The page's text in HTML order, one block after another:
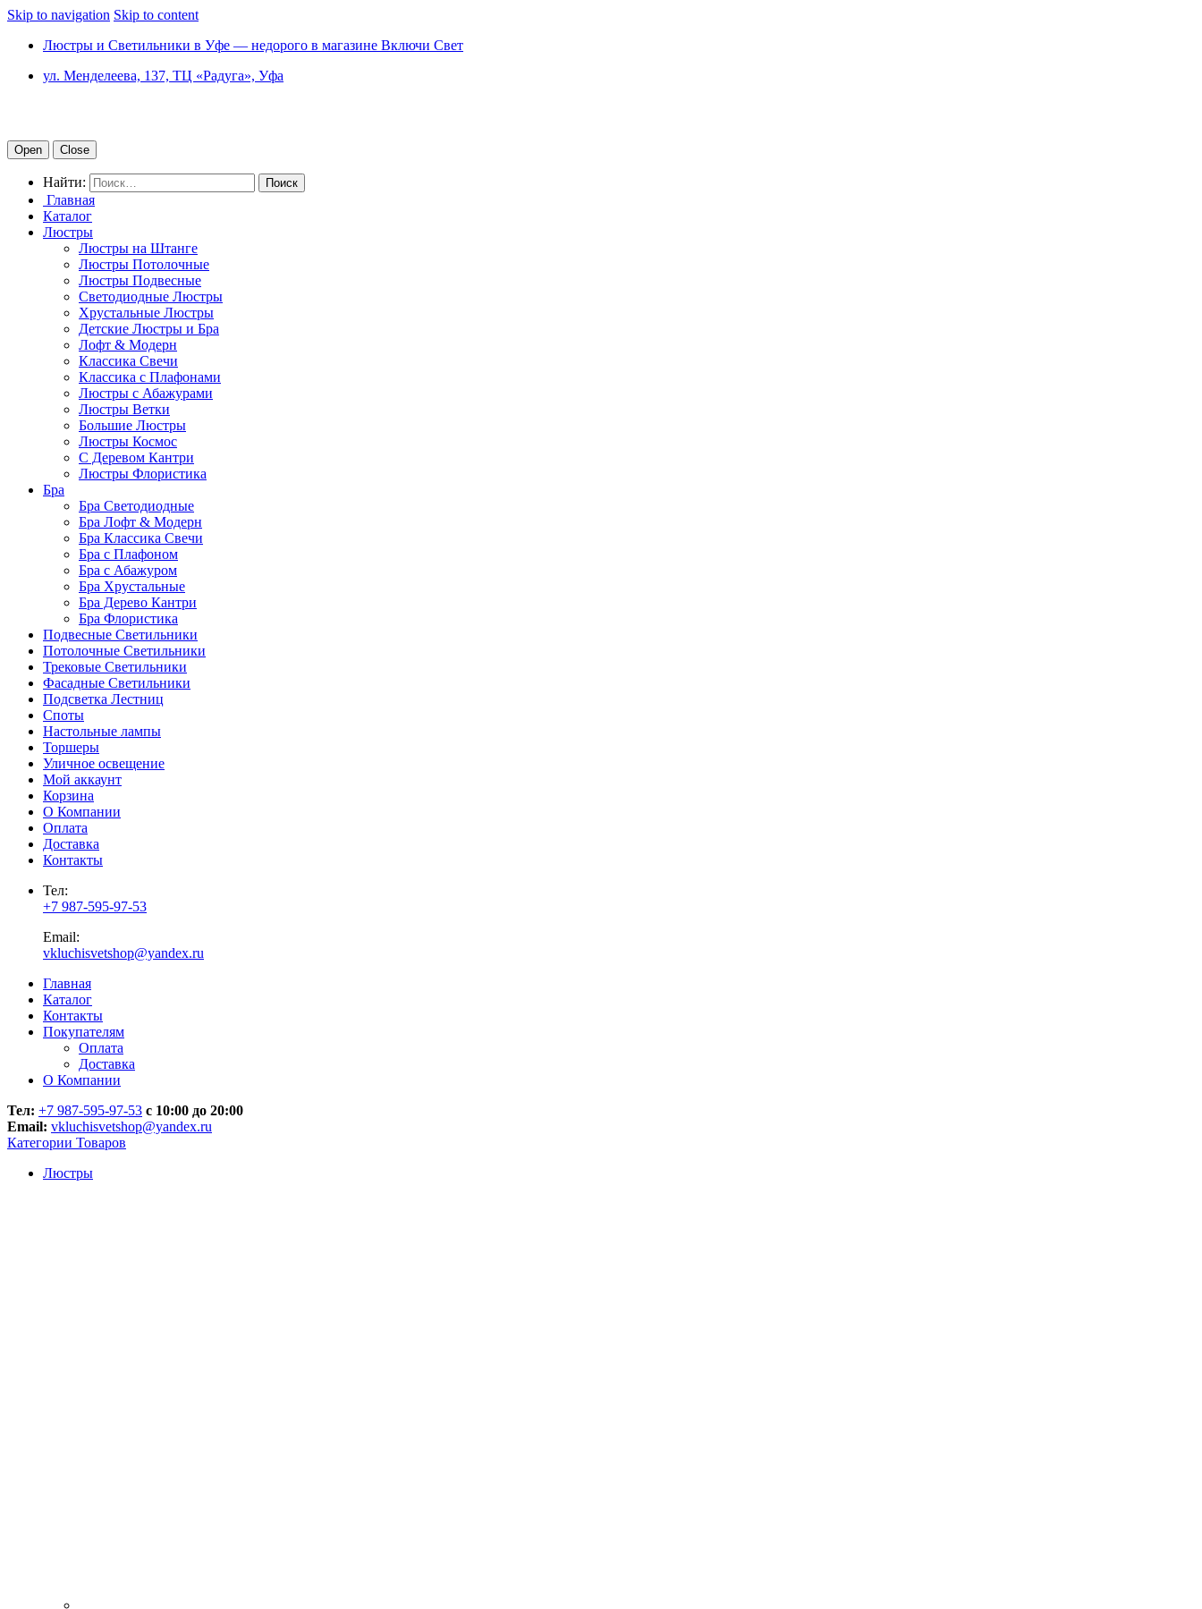
Skip to navigation Skip to content
Люстры и Светильники в Уфе — недорого в магазине Включи Свет
ул. Менделеева, 137, ТЦ «Радуга», Уфа
Open Close
Найти:
Главная
Каталог
Люстры
Люстры на Штанге
Люстры Потолочные
Люстры Подвесные
Светодиодные Люстры
Хрустальные Люстры
Детские Люстры и Бра
Лофт & Модерн
Классика Свечи
Классика с Плафонами
Люстры с Абажурами
Люстры Ветки
Большие Люстры
Люстры Космос
С Деревом Кантри
Люстры Флористика
Бра
Бра Светодиодные
Бра Лофт & Модерн
Бра Классика Свечи
Бра с Плафоном
Бра с Абажуром
Бра Хрустальные
Бра Дерево Кантри
Бра Флористика
Подвесные Светильники
Потолочные Светильники
Трековые Светильники
Фасадные Светильники
Подсветка Лестниц
Споты
Настольные лампы
Торшеры
Уличное освещение
Мой аккаунт
Корзина
О Компании
Оплата
Доставка
Контакты
Тел:
+7 987-595-97-53
Email:
vkluchisvetshop@yandex.ru
Главная
Каталог
Контакты
Покупателям
Оплата
Доставка
О Компании
Тел: +7 987-595-97-53 с 10:00 до 20:00
Email: vkluchisvetshop@yandex.ru
Категории Товаров
Люстры